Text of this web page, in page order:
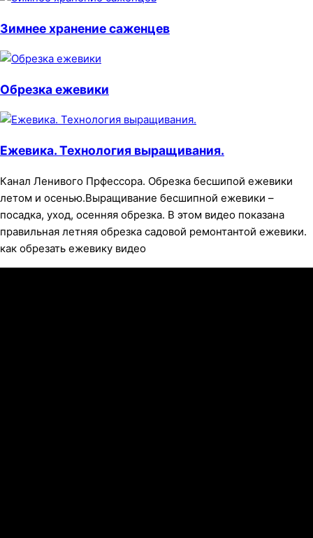
Зимнее хранение саженцев
Обрезка ежевики
Ежевика. Технология выращивания.
Канал Ленивого Прфессора. Обрезка бесшипой ежевики
летом и осенью.Выращивание бесшипной ежевики –
посадка, уход, осенняя обрезка. В этом видео показана
правильная летняя обрезка садовой ремонтантой ежевики.
как обрезать ежевику видео